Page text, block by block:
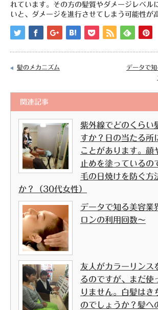
れています。その方の髪質やダメージレベル
いと、ダメージを進行させてしまう可能性が
髪のメカニズム
データで
関連記事
紫外線でどのくらい
すか？日の当たる所
ことがあります。顔
止めを塗っているの
毛の日焼けを防ぐ方
か？（30代女性）
データで知る美容
ロンの利用回数～
友人がカラーリンス
るのですが、まだ使
りません。白髪はき
のでしょうか？髪へ